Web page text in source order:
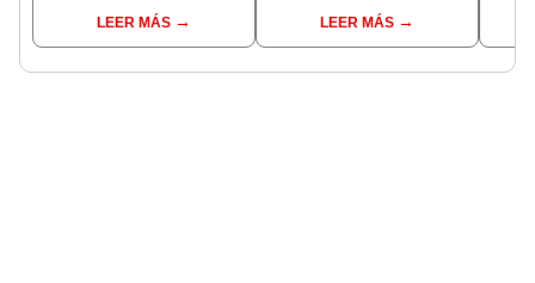
en pleno show
LEER MÁS
productos médicos
contra el cáncer por
LEER MÁS